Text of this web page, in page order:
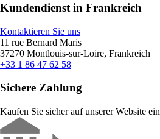
Kundendienst in Frankreich
Kontaktieren Sie uns
11 rue Bernard Maris
37270 Montlouis-sur-Loire, Frankreich
+33 1 86 47 62 58
Sichere Zahlung
Kaufen Sie sicher auf unserer Website ein